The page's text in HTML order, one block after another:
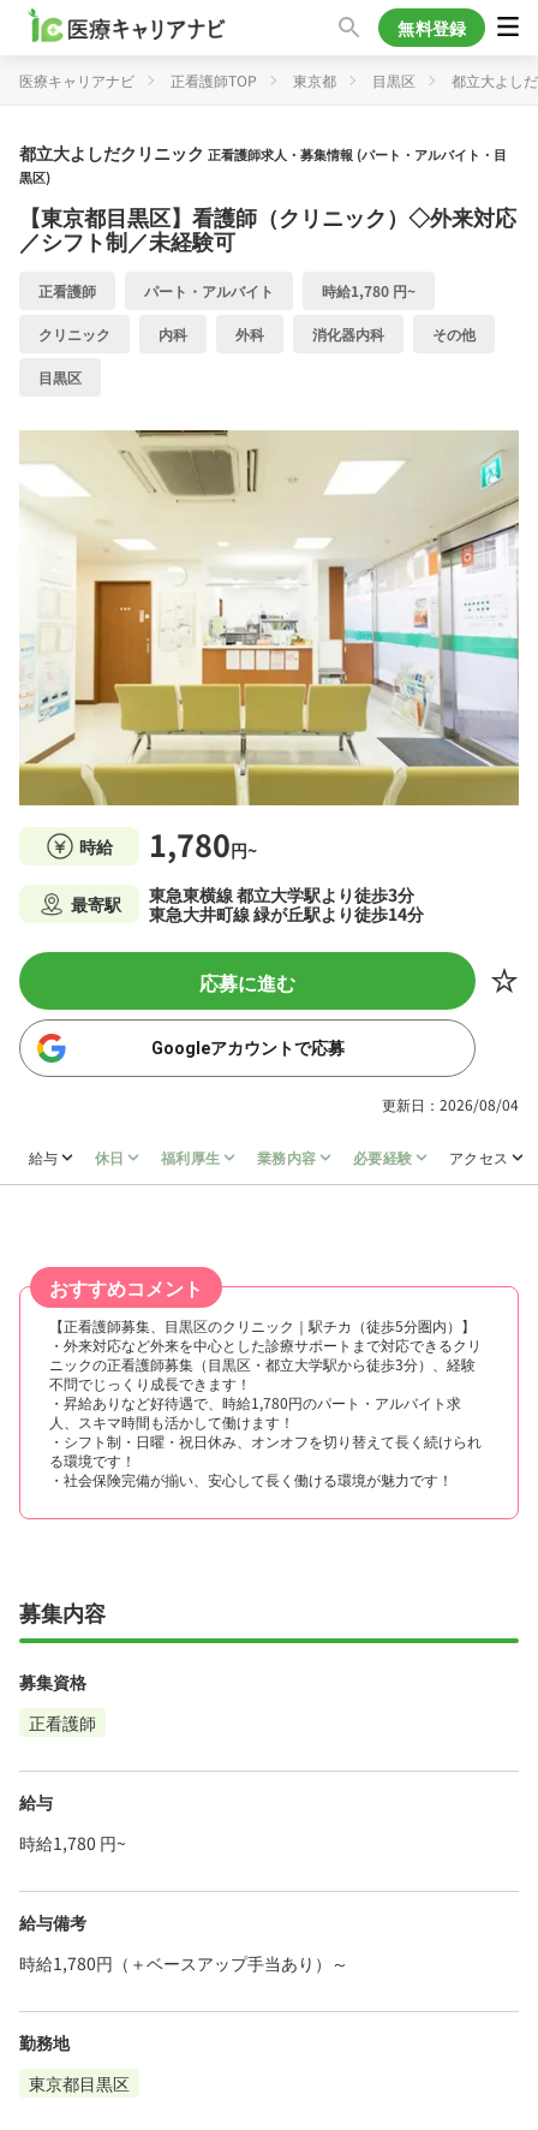
無料登録
医療キャリアナビ 正看護師TOP 東京都 目黒区 都立大よし
都立大よしだクリニック 正看護師求人・募集情報 (パート・アルバイト・目
黒区)
【東京都目黒区】看護師（クリニック）◇外来対応
／シフト制／未経験可
正看護師 パート・アルバイト 時給1,780 円~
クリニック 内科 外科 消化器内科 その他
目黒区
時給 1,780円~
最寄駅
東急東横線 都立大学駅より徒歩3分
東急大井町線 緑が丘駅より徒歩14分
応募に進む
Googleアカウントで応募
更新日：2026/08/04
給与 休日 福利厚生 業務内容 必要経験 アクセス
おすすめコメント
【正看護師募集、目黒区のクリニック｜駅チカ（徒歩5分圏内）】
・外来対応など外来を中心とした診療サポートまで対応できるクリ
ニックの正看護師募集（目黒区・都立大学駅から徒歩3分）、経験
不問でじっくり成長できます！
・昇給ありなど好待遇で、時給1,780円のパート・アルバイト求
人、スキマ時間も活かして働けます！
・シフト制・日曜・祝日休み、オンオフを切り替えて長く続けられ
る環境です！
・社会保険完備が揃い、安心して長く働ける環境が魅力です！
募集内容
募集資格
正看護師
給与
時給1,780 円~
給与備考
時給1,780円（＋ベースアップ手当あり）～
勤務地
東京都目黒区